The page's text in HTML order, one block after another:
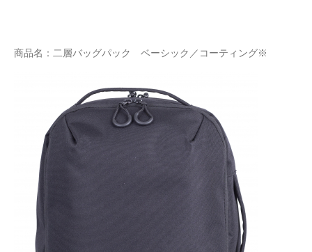
商品名：二層バッグパック ベーシック／コーティング※